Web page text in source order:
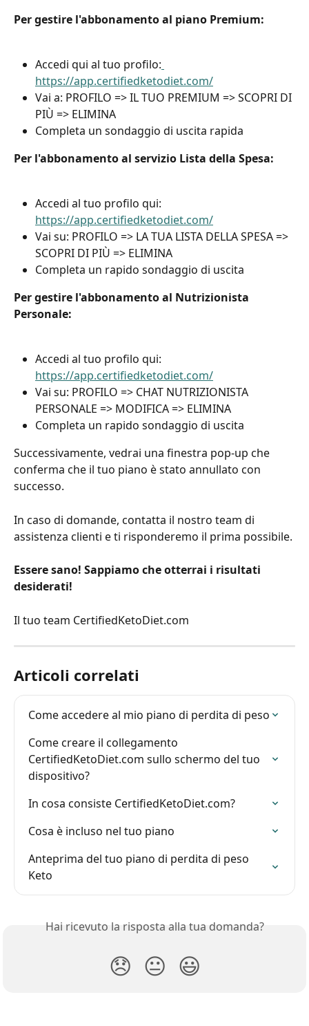
Per gestire l'abbonamento al piano Premium:
Accedi qui al tuo profilo:
https://app.certifiedketodiet.com/
Vai a: PROFILO => IL TUO PREMIUM => SCOPRI DI
PIÙ => ELIMINA
Completa un sondaggio di uscita rapida
Per l'abbonamento al servizio Lista della Spesa:
Accedi al tuo profilo qui:
https://app.certifiedketodiet.com/
Vai su: PROFILO => LA TUA LISTA DELLA SPESA =>
SCOPRI DI PIÙ => ELIMINA
Completa un rapido sondaggio di uscita
Per gestire l'abbonamento al Nutrizionista
Personale:
Accedi al tuo profilo qui:
https://app.certifiedketodiet.com/
Vai su: PROFILO => CHAT NUTRIZIONISTA
PERSONALE => MODIFICA => ELIMINA
Completa un rapido sondaggio di uscita
Successivamente, vedrai una finestra pop-up che
conferma che il tuo piano è stato annullato con
successo.
In caso di domande, contatta il nostro team di
assistenza clienti e ti risponderemo il prima possibile.
Essere sano! Sappiamo che otterrai i risultati
desiderati!
Il tuo team CertifiedKetoDiet.com
Articoli correlati
Come accedere al mio piano di perdita di peso
Come creare il collegamento
CertifiedKetoDiet.com sullo schermo del tuo
dispositivo?
In cosa consiste CertifiedKetoDiet.com?
Cosa è incluso nel tuo piano
Anteprima del tuo piano di perdita di peso
Keto
Hai ricevuto la risposta alla tua domanda?
😞 😐 😃